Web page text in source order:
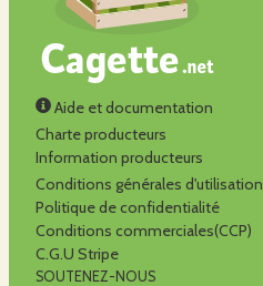
Aide et documentation
Charte producteurs
Information producteurs
Conditions générales d'utilisation
Politique de confidentialité
Conditions commerciales(CCP)
C.G.U Stripe
SOUTENEZ-NOUS